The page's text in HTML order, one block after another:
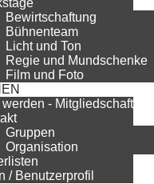
Bewirtschaftung
Bühnenteam
Licht und Ton
Regie und Mundschenke
Film und Foto
werden - Mitgliedschaft
Gruppen
Organisation
/ Benutzerprofil